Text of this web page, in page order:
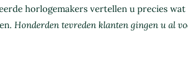
horlogemakers vertellen u precies
Honderden tevreden klanten gingen u al